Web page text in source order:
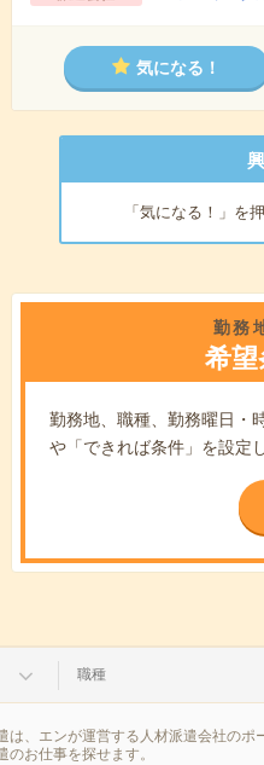
気になる！
「気になる！」を
勤務
希
勤務地、職種、勤務曜日・
や「できれば条件」を設定
職種
、エンが運営する人材派遣会社の
お仕事を探せます。